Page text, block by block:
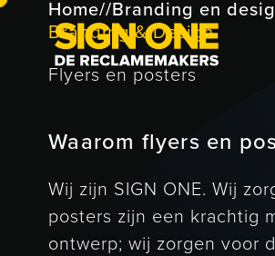
Home//Branding en
Branding & Design
Flyers en posters
Waarom flyers en
Wij zijn SIGN ONE. Wij
posters zijn een krachtig
ontwerp; wij zorgen voor